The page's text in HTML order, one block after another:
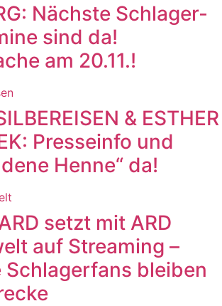
Nächste Schlager-
sind da!
am 20.11.!
& ESTHER
Presseinfo und
Henne“ da!
setzt mit ARD
auf Streaming –
Schlagerfans bleiben